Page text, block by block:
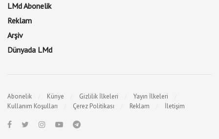
LMd Abonelik
Reklam
Arşiv
Dünyada LMd
Abonelik Künye Gizlilik İlkeleri
Yayın İlkeleri
Kullanım Koşulları
Çerez Politikası Reklam İletişim